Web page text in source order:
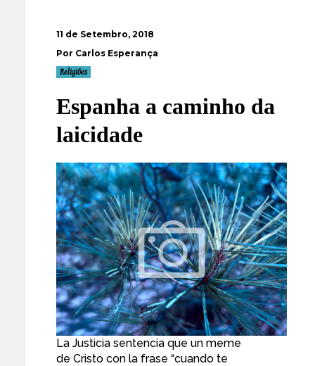
11 de Setembro, 2018
Por Carlos Esperança
Religiões
Espanha a caminho da
laicidade
La Justicia sentencia que un meme
de Cristo con la frase “cuando te